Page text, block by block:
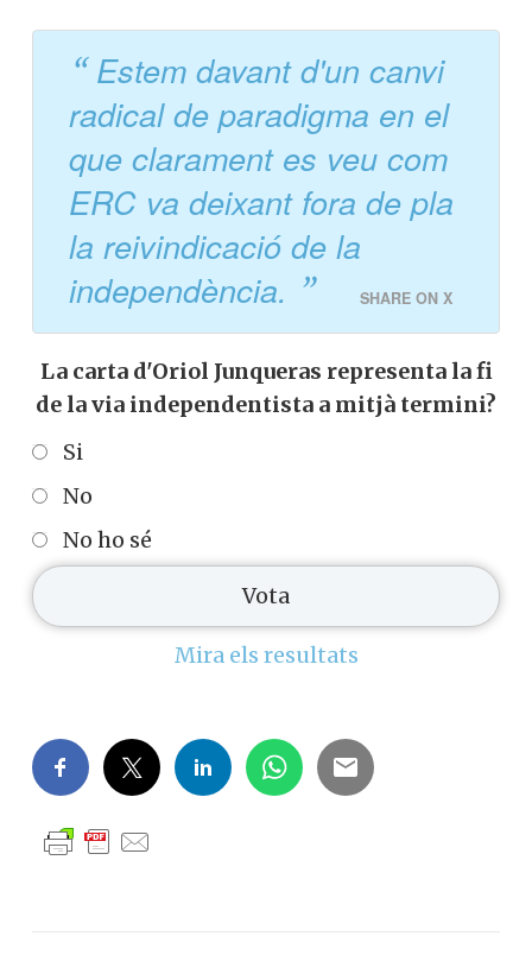
Estem davant d'un canvi
radical de paradigma en el
que clarament es veu com
ERC va deixant fora de pla
la reivindicació de la
independència.
SHARE ON X
La carta d'Oriol Junqueras representa la fi
de la via independentista a mitjà termini?
Si
No
No ho sé
Mira els resultats